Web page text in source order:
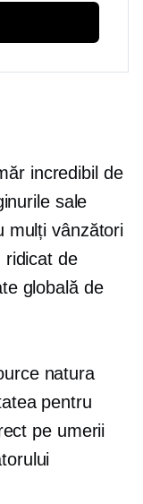
incredibil de
sale
mulți vânzători
ridicat de
globală de
natura
pentru
pe umerii